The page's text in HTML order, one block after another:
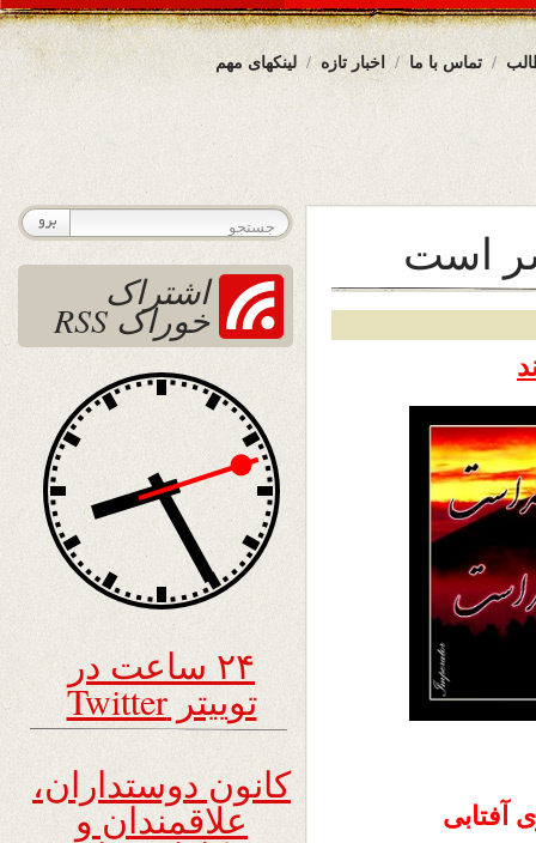
لینکهای مهم اخبار تازه تماس با ما
است
اشتراک
خوراک RSS
۲۴ ساعت در
توییتر Twitter
کانون دوستداران،
علاقمندان و